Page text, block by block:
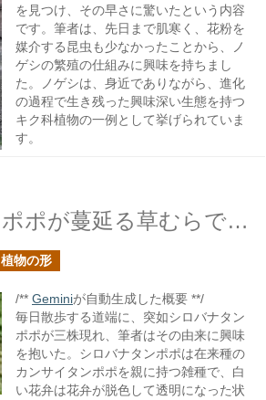
を見つけ、その早さに驚いたという内容
です。筆者は、先日まで肌寒く、花粉を
媒介する昆虫も少なかったことから、ノ
ゲシの繁殖の仕組みに興味を持ちまし
た。ノゲシは、身近でありながら、進化
の過程で生き残った興味深い生態を持つ
キク科植物の一例として挙げられていま
す。
セイヨウタンポポが蔓延る草むらでシロバナタンポポを見かけた
植物の形
/** Geminiが自動生成した概要 **/
毎日散歩する道端に、突如シロバナタン
ポポが三株現れ、筆者はその由来に興味
を抱いた。シロバナタンポポは在来種の
カンサイタンポポを親に持つ雑種で、白
い花弁は花弁が脱色して透明になった状